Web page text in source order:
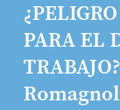
PARA EL